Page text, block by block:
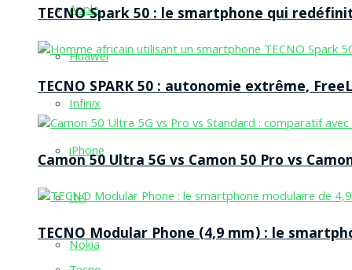
Apple
Huawei
Infinix
iPhone
Itel
Nokia
TECNO Spark 50 : le smartphone qui
TECNO SPARK 50 : autonomie extrême,
Camon 50 Ultra 5G vs Camon 50 Pro vs
TECNO Modular Phone (4,9 mm) : le